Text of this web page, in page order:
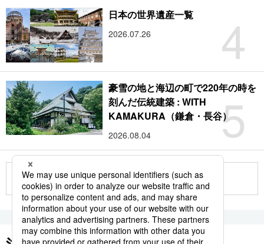
4
日本の世界遺産一覧
2026.07.26
5
豪雪の地と海辺の町で220年の時を
刻んだ伝統建築 : WITH
KAMAKURA（鎌倉・長谷）
2026.08.04
もっと見る